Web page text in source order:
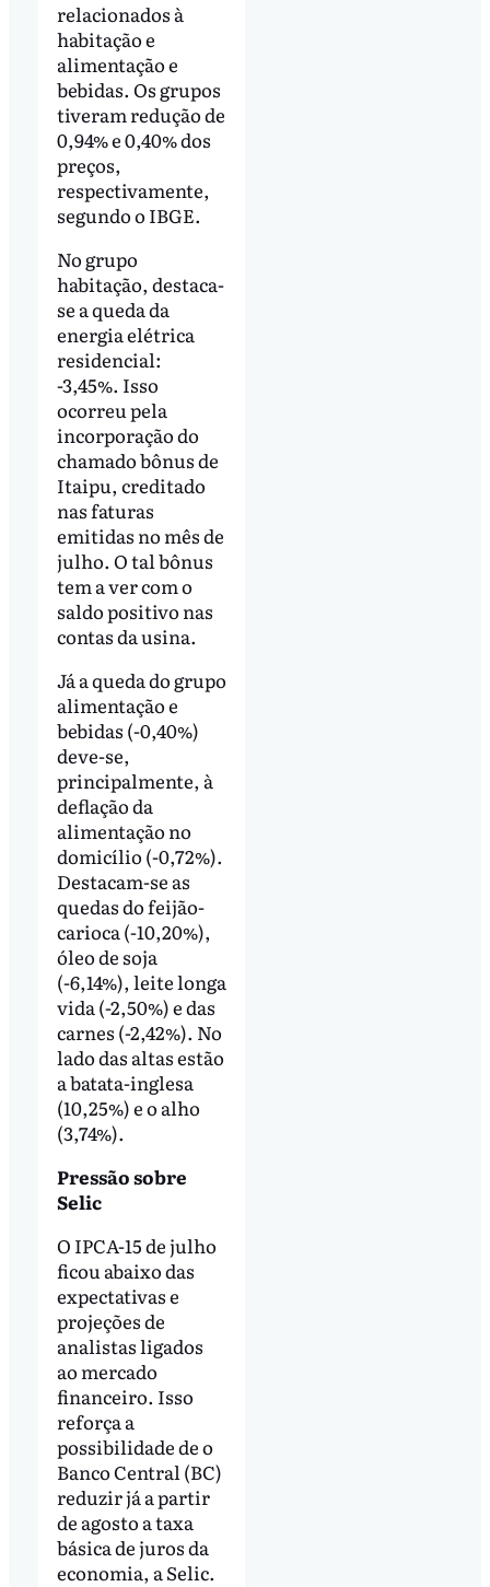
relacionados à
habitação e
alimentação e
bebidas. Os grupos
tiveram redução de
0,94% e 0,40% dos
preços,
respectivamente,
segundo o IBGE.
No grupo
habitação, destaca-
se a queda da
energia elétrica
residencial:
-3,45%. Isso
ocorreu pela
incorporação do
chamado bônus de
Itaipu, creditado
nas faturas
emitidas no mês de
julho. O tal bônus
tem a ver com o
saldo positivo nas
contas da usina.
Já a queda do grupo
alimentação e
bebidas (-0,40%)
deve-se,
principalmente, à
deflação da
alimentação no
domicílio (-0,72%).
Destacam-se as
quedas do feijão-
carioca (-10,20%),
óleo de soja
(-6,14%), leite longa
vida (-2,50%) e das
carnes (-2,42%). No
lado das altas estão
a batata-inglesa
(10,25%) e o alho
(3,74%).
Pressão sobre
Selic
O IPCA-15 de julho
ficou abaixo das
expectativas e
projeções de
analistas ligados
ao mercado
financeiro. Isso
reforça a
possibilidade de o
Banco Central (BC)
reduzir já a partir
de agosto a taxa
básica de juros da
economia, a Selic.